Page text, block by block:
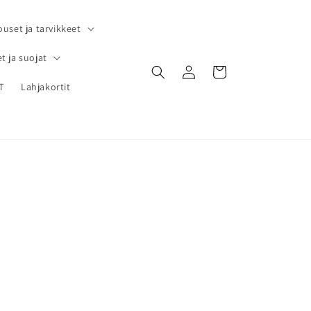
ja tarvikkeet
ja suojat
Lahjakortit
Kirjaudu
sisään
Ostoskori